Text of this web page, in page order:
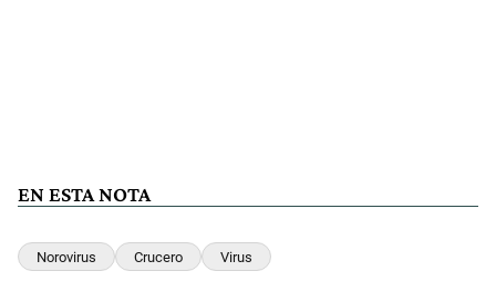
EN ESTA NOTA
Norovirus Crucero Virus